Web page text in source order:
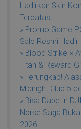
Hadirkan Skin
Terbatas
» Promo Game
Sale Resmi Hadir
» Blood Strike ×
Titan & Reward
» Terungkap!
Midnight Club 5
» Bisa Dapetin
Norse Saga
2026!